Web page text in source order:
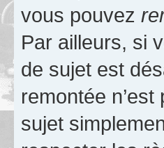
vous pouvez
Par ailleurs, si
de sujet est
remontée
sujet